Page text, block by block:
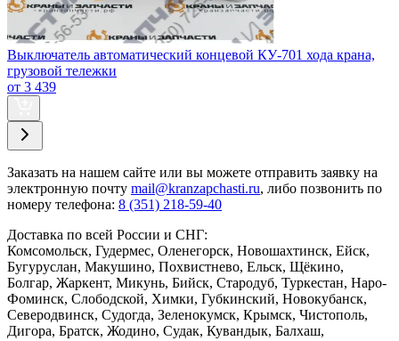
Выключатель автоматический концевой КУ-701 хода крана,
грузовой тележки
от 3 439
Заказать на нашем сайте или вы можете отправить заявку на
электронную почту mail@kranzapchasti.ru, либо позвонить по
номеру телефона: 8 (351) 218-59-40
Доставка по всей России и СНГ:
Комсомольск, Гудермес, Оленегорск, Новошахтинск, Ейск,
Бугуруслан, Макушино, Похвистнево, Ельск, Щёкино,
Болгар, Жаркент, Микунь, Бийск, Стародуб, Туркестан, Наро-
Фоминск, Слободской, Химки, Губкинский, Новокубанск,
Северодвинск, Судогда, Зеленокумск, Крымск, Чистополь,
Дигора, Братск, Жодино, Судак, Кувандык, Балхаш,